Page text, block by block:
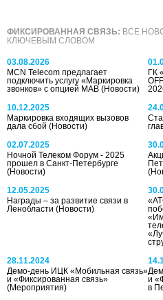
ФИКСИРОВАННАЯ СВЯЗЬ: ВСЕ
КЛЮЧЕВЫМ СЛОВОМ
03.08.2026
MCN Telecom предлагает
подключить услугу «Маркировка
звонков» с опцией МАВ (Новости)
ГК
10.12.2025
Маркировка входящих вызовов
дала сбой (Новости)
02.07.2025
Ночной Телеком Форум - 2025
прошел в Санкт-Петербурге
(Новости)
12.05.2025
Награды – за развитие связи в
Ленобласти (Новости)
28.11.2024
Демо-день ИЦК «Мобильная связь»
и «Фиксированная связь»
(Мероприятия)
и
в